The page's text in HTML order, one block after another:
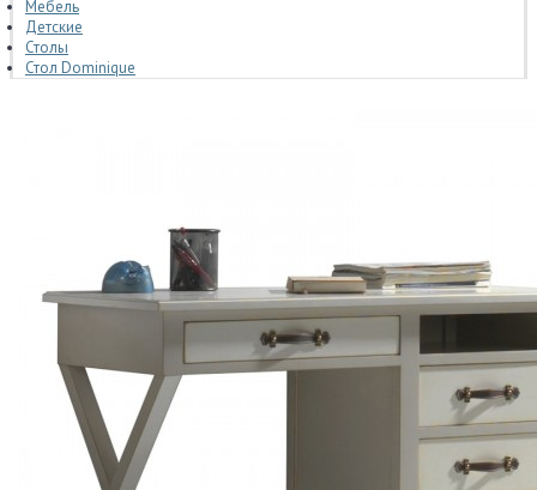
Мебель
Детские
Столы
Стол Dominique